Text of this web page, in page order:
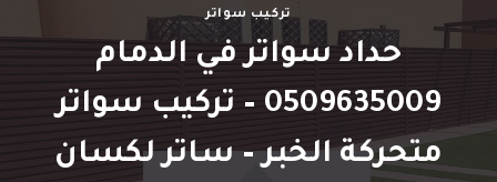
تركيب سواتر
حداد سواتر في الدمام
0509635009 – تركيب سواتر
متحركة الخبر – ساتر لكسان